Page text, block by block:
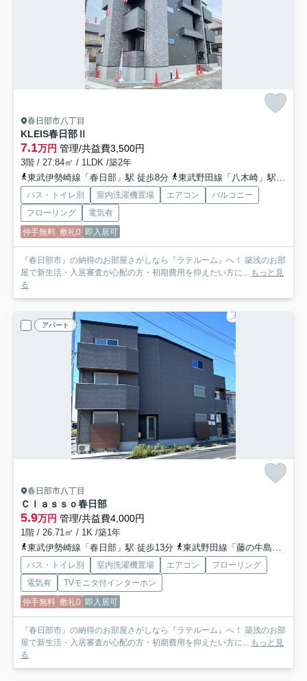
春日部市八丁目
KLEIS春日部Ⅱ
7.1万円 管理/共益費3,500円
3階 / 27.84㎡ / 1LDK /築2年
東武伊勢崎線「春日部」駅 徒歩8分
東武野田線「八木崎」駅 徒歩20分
バス・トイレ別 室内洗濯機置場 エアコン
バルコニー
フローリング
電気有
仲手無料 敷礼0 即入居可
『春日部市』の納得のお部屋さがしなら『ラテルーム』へ！ 築浅のお部
屋で新生活・入居審査が心配の方・初期費用を抑えたい方に... もっと見
る
アパート
春日部市八丁目
Ｃｌａｓｓｏ春日部
5.9万円 管理/共益費4,000円
1階 / 26.71㎡ / 1K /築1年
東武伊勢崎線「春日部」駅 徒歩13分
東武野田線「藤の牛島」駅 徒歩25分
バス・トイレ別 室内洗濯機置場 エアコン
フローリング
電気有
TVモニタ付インターホン
仲手無料 敷礼0 即入居可
『春日部市』の納得のお部屋さがしなら『ラテルーム』へ！ 築浅のお部
屋で新生活・入居審査が心配の方・初期費用を抑えたい方に... もっと見
る